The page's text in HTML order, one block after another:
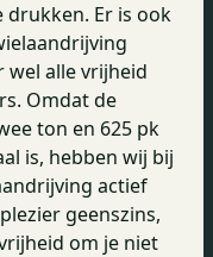
Er is ook
alle vrijheid
Omdat de
ton en 625 pk
is, hebben wij bij
actief
geenszins,
om je niet